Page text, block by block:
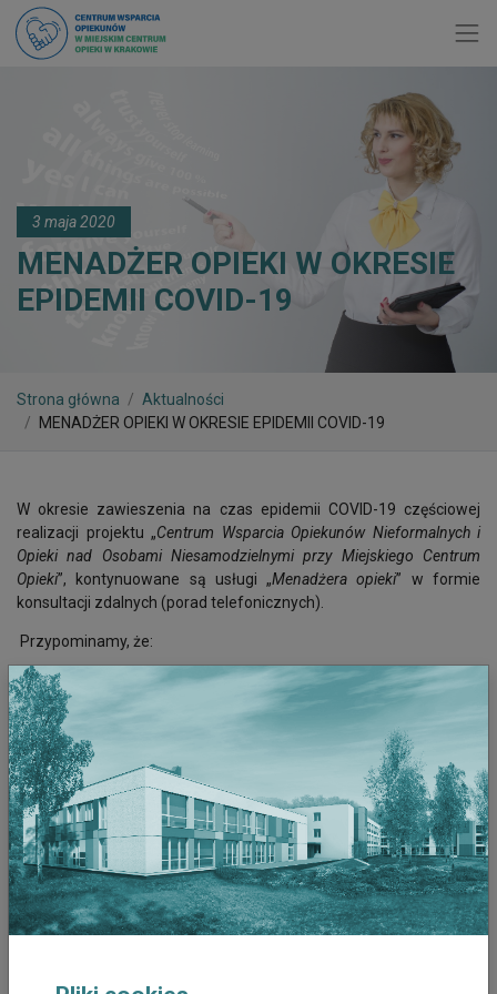
3 maja 2020
MENADŻER OPIEKI W OKRESIE
EPIDEMII COVID-19
Strona główna
Aktualności
MENADŻER OPIEKI W OKRESIE EPIDEMII COVID-19
W okresie zawieszenia na czas epidemii COVID-19 częściowej
realizacji projektu „Centrum Wsparcia Opiekunów Nieformalnych i
Opieki nad Osobami Niesamodzielnymi przy Miejskiego Centrum
Opieki”, kontynuowane są usługi „Menadżera opieki” w formie
konsultacji zdalnych (porad telefonicznych).
Przypominamy, że:
głównym celem usług doradztwa indywidualnego dla
opiekunów, jest zapewnienie wsparcia merytorycznego
ułatwiającego realizację opieki w środowisku domowym,
służenia radą, instruktażem, informacją.
model usługi doradztwa indywidualnego przedstawia się
następująco: jeden pacjent w okresie jednego miesiąca
może otrzymać wsparcie w postaci: 2 wizyt lekarskich, 4
wizyt pielęgniarki, 2 wizyt psychologa, 4 wizyt rehabilitanta,
1 wizyty pracownika socjalnego i 4 wizyt opiekuna.
Aktualnie model usługi jest zachowany, zamiast
konsultacji/porad domowych świadczymy doradztwo
telefoniczne.